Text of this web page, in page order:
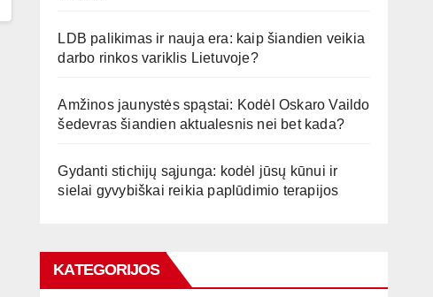
LDB palikimas ir nauja era: kaip šiandien veikia
darbo rinkos variklis Lietuvoje?
Amžinos jaunystės spąstai: Kodėl Oskaro Vaildo
šedevras šiandien aktualesnis nei bet kada?
Gydanti stichijų sąjunga: kodėl jūsų kūnui ir
sielai gyvybiškai reikia paplūdimio terapijos
KATEGORIJOS